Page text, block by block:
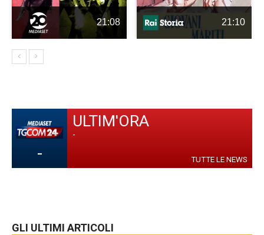
21:08 21:10
-
ULTIM'ORA
-
TUTTE LE NEWS
GLI ULTIMI ARTICOLI